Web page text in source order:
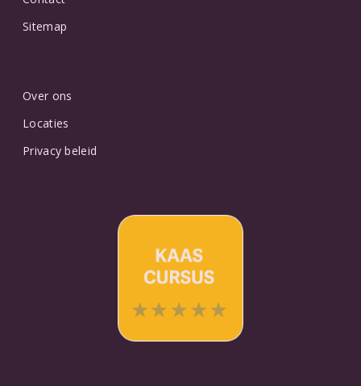
Sitemap
Over ons
Locaties
Privacy beleid